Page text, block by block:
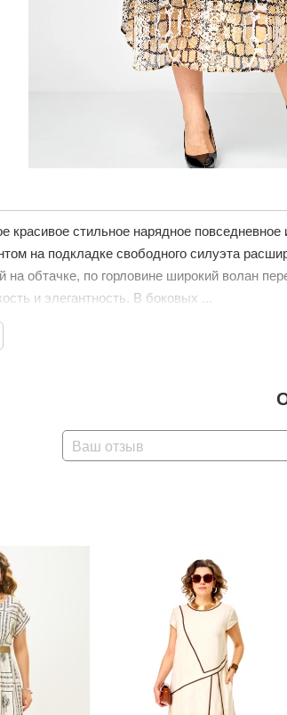
красивое стильное нарядное
на подкладке свободного силуэта
на обтачке, по горловине широкий волан
и элегантность. В боковых ...
Ваш отзыв